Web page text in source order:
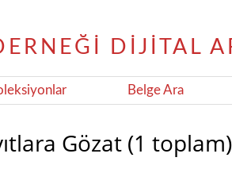
Belge Ara
Gözat (1 toplam)